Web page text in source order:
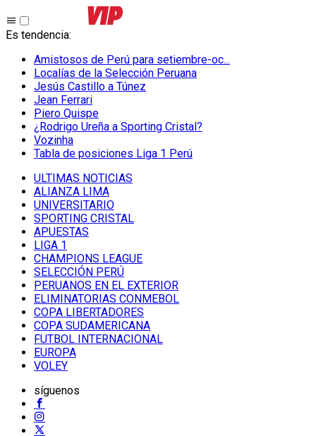
Es tendencia:
Amistosos de Perú para setiembre-oc...
Localías de la Selección Peruana
Jesús Castillo a Túnez
Jean Ferrari
Piero Quispe
¿Rodrigo Ureña a Sporting Cristal?
Vozinha
Tabla de posiciones Liga 1 Perú
ULTIMAS NOTICIAS
ALIANZA LIMA
UNIVERSITARIO
SPORTING CRISTAL
APUESTAS
LIGA 1
CHAMPIONS LEAGUE
SELECCIÓN PERÚ
PERUANOS EN EL EXTERIOR
ELIMINATORIAS CONMEBOL
COPA LIBERTADORES
COPA SUDAMERICANA
FUTBOL INTERNACIONAL
EUROPA
VOLEY
síguenos